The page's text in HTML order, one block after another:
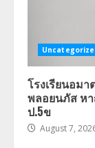
โรงเรียนอม
พลอยนภัส ห
ป.5ข
August 7,